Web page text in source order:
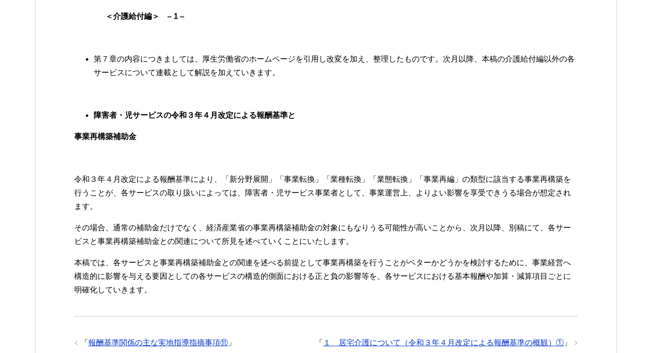
＜介護給付編＞ – 1 –
第７章の内容につきましては、厚生労働省のホームページを引用し改変を加え、整理したものです。次月以降、本稿の介護給付編以外の各
サービスについて連載として解説を加えていきます。
障害者・児サービスの令和３年４月改定による報酬基準と
事業再構築補助金
令和３年４月改定による報酬基準により、「新分野展開」「事業転換」「業種転換」「業態転換」「事業再編」の類型に該当する事業再構築を
行うことが、各サービスの取り扱いによっては、障害者・児サービス事業者として、事業運営上、よりよい影響を享受できうる場合が想定され
ます。
その場合、通常の補助金だけでなく、経済産業省の事業再構築補助金の対象にもなりうる可能性が高いことから、次月以降、別稿にて、各サー
ビスと事業再構築補助金との関連について所見を述べていくことにいたします。
本稿では、各サービスと事業再構築補助金との関連を述べる前提として事業再構築を行うことがベターかどうかを検討するために、事業経営へ
構造的に影響を与える要因としての各サービスの構造的側面における正と負の影響等を、各サービスにおける基本報酬や加算・減算項目ごとに
明確化していきます。
「 １ 居宅介護について（令和３年４月改定による報酬基準の概観）① 」
「 報酬基準関係の主な実地指導指摘事項⑪ 」